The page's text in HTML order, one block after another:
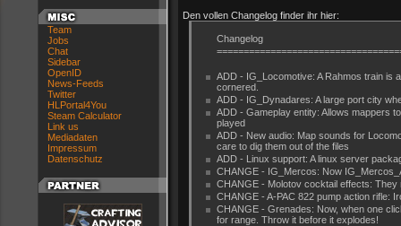
Team
Jobs
Chat
Sidebar
OpenID
News-Feeds
Twitter
HLPortal4You
Steam Calculator
Link us
Mediadaten
Impressum
Datenschutz
Den vollen Changelog finder ihr hier:
Changelog
ADD - IG_Locomotive: A Rahmos train is
cornered.
ADD - IG_Dynadares: A large port city
ADD - Gameplay entity: Allows mappers
played
ADD - New audio: Map sounds for
care to dig them out of the files
ADD - Linux support: A linux server
CHANGE - IG_Mercos: Now
CHANGE - Molotov cocktail effects:
CHANGE - A-PAC 822 pump action rifle:
CHANGE - Grenades: Now, when one
for range. Throw it before it explodes!